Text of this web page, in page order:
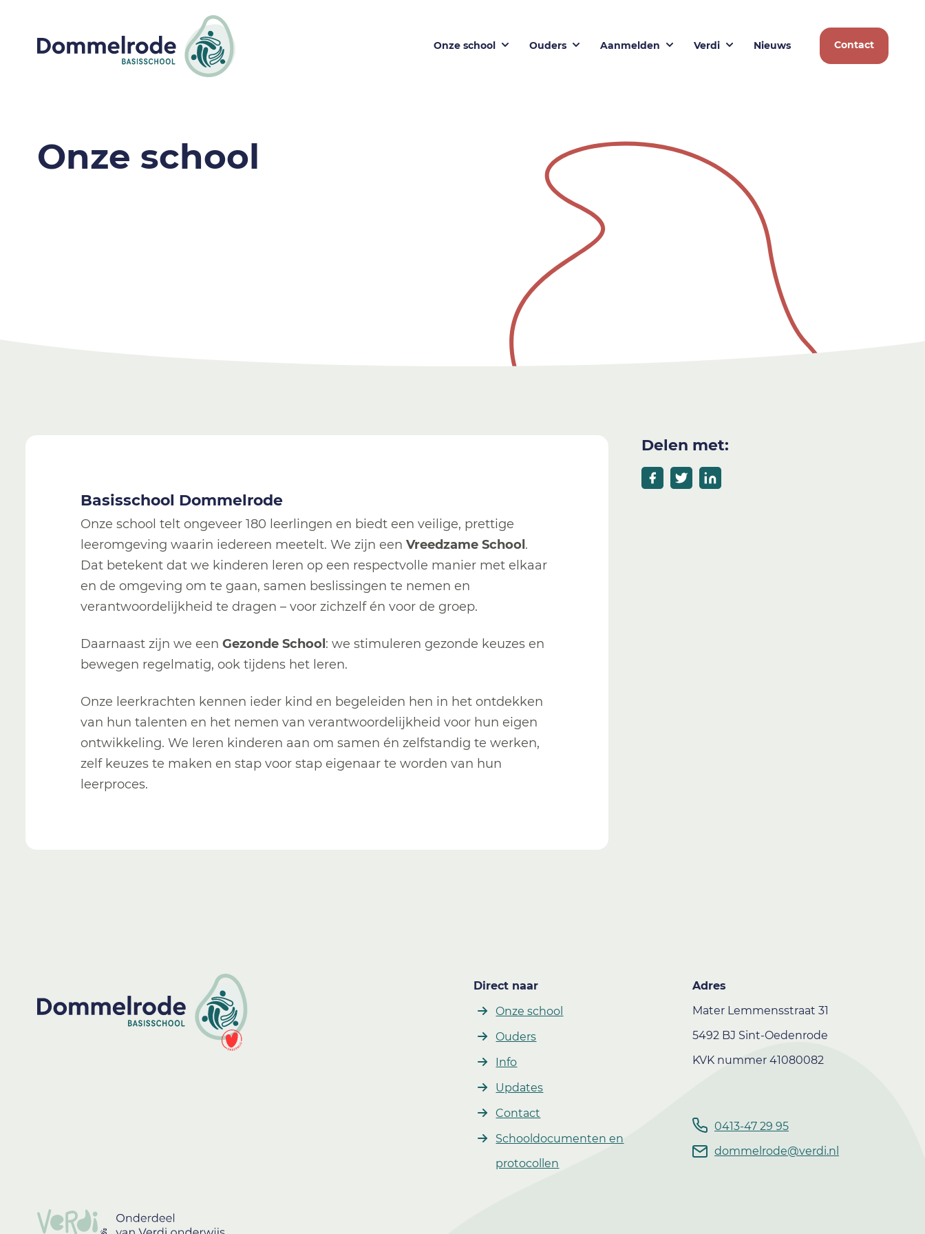
Onze school Ouders Aanmelden Verdi Nieuws Contact
Onze school
Basisschool Dommelrode
Onze school telt ongeveer 180 leerlingen en biedt een veilige, prettige
leeromgeving waarin iedereen meetelt. We zijn een Vreedzame School .
Dat betekent dat we kinderen leren op een respectvolle manier met elkaar
en de omgeving om te gaan, samen beslissingen te nemen en
verantwoordelijkheid te dragen – voor zichzelf én voor de groep.
Daarnaast zijn we een Gezonde School : we stimuleren gezonde keuzes en
bewegen regelmatig, ook tijdens het leren.
Onze leerkrachten kennen ieder kind en begeleiden hen in het ontdekken
van hun talenten en het nemen van verantwoordelijkheid voor hun eigen
ontwikkeling. We leren kinderen aan om samen én zelfstandig te werken,
zelf keuzes te maken en stap voor stap eigenaar te worden van hun
leerproces.
Delen met:
Direct naar
Onze school
Ouders
Info
Updates
Contact
Schooldocumenten en
protocollen
Adres
Mater Lemmensstraat 31
5492 BJ Sint-Oedenrode
KVK nummer 41080082
0413-47 29 95
dommelrode@verdi.nl